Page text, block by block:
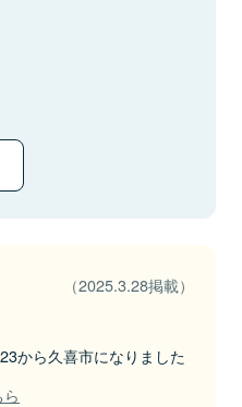
（2025.3.28掲載）
から久喜市になりました